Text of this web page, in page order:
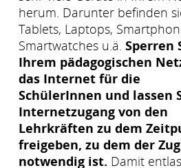
herum. Darunter befinden
Tablets, Laptops,
Smartwatches u.ä. Sperren
Ihrem pädagogischen
das Internet für die
SchülerInnen und lassen
Internetzugang von den
Lehrkräften zu dem
freigeben, zu dem der
notwendig ist. Damit